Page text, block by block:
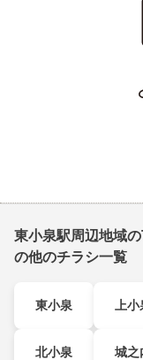
東小泉駅周辺地域
の他のチラシ一覧
東小泉 上
北小泉 城之